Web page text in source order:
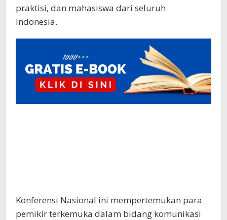
praktisi, dan mahasiswa dari seluruh
Indonesia.
Konferensi Nasional ini mempertemukan para
pemikir terkemuka dalam bidang komunikasi